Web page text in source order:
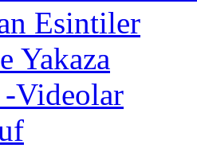
Esintiler
Yakaza
-Videolar